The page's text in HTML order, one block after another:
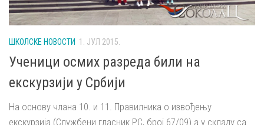
ШКОЛСКЕ НОВОСТИ 1. ЈУЛ 2015.
Ученици осмих разреда били на
екскурзији у Србији
На основу члана 10. и 11. Правилника о извођењу
екскурзија (Службени гласник РС, број 67/09) а у складу са